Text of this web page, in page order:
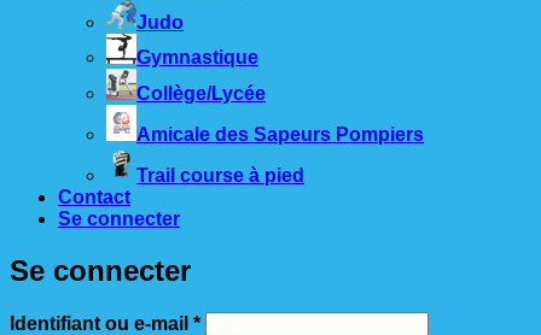
Judo
Gymnastique
Collège/Lycée
Amicale des Sapeurs Pompiers
Trail course à pied
Contact
Se connecter
Se connecter
Identifiant ou e-mail *Obligatoire